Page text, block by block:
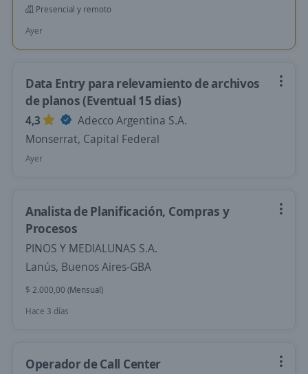
Presencial y remoto
Ayer
Data Entry para relevamiento de archivos
de planos (Eventual 15 dias)
4,3
Adecco Argentina S.A.
Monserrat, Capital Federal
Ayer
Analista de Planificación, Compras y
Procesos
PINOS Y MEDIALUNAS S.A.
Lanús, Buenos Aires-GBA
$ 2.000,00 (Mensual)
Hace 3 días
Operador de Call Center